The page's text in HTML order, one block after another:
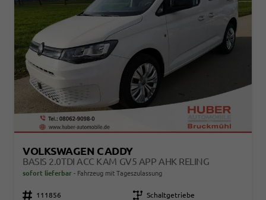
VOLKSWAGEN CADDY
BASIS 2.0TDI ACC KAM GV5 APP AHK RELING
sofort lieferbar Fahrzeug mit Tageszulassung
Fahrzeugnr. 111856 Getriebe Schaltgetriebe